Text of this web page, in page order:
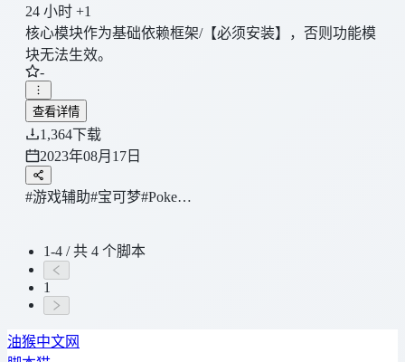
24 小时 +1
核心模块作为基础依赖框架/【必须安装】，否则功能模
块无法生效。
-
查看详情
1,364下载
2023年08月17日
#游戏辅助#宝可梦#Poke…
1-4 / 共 4 个脚本
1
油猴中文网